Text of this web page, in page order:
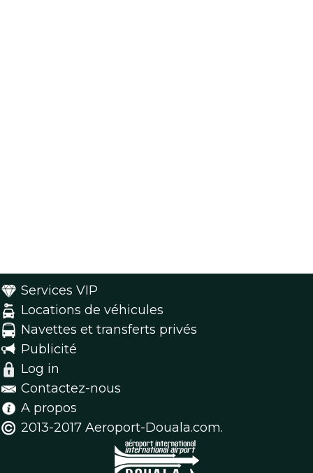
Services VIP
Locations de véhicules
Navettes et transferts privés
Publicité
Log in
Contactez-nous
A propos
2013-2017 Aeroport-Douala.com.